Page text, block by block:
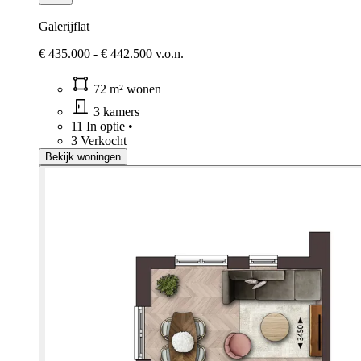
Galerijflat
€ 435.000 - € 442.500 v.o.n.
72 m² wonen
3 kamers
11 In optie •
3 Verkocht
Bekijk woningen